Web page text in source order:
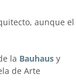
aunque el
la Bauhaus y
de Arte